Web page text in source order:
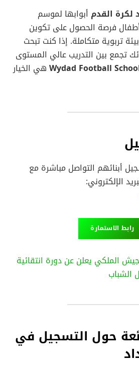
لكرة القدم أبوابها لموسم
الأطفال فرصة الحصول على تكوين
تربوية متكاملة. إذا كنت تبحث
تجمع بين التدريب عالي المستوى
Wydad Football هي الخيار
أبنائهم التواصل مباشرة مع
الإلكتروني:
رابط الاستمارة
الملكي يعلن عن دورة انتقائية
الشباب
حول التسجيل في